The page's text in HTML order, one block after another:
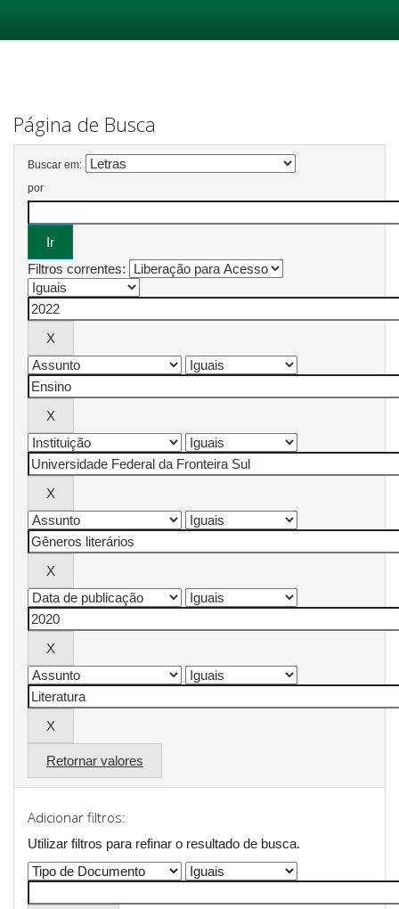
Página de Busca
Buscar em:
por
Filtros correntes:
Retornar valores
Adicionar filtros:
Utilizar filtros para refinar o resultado de busca.